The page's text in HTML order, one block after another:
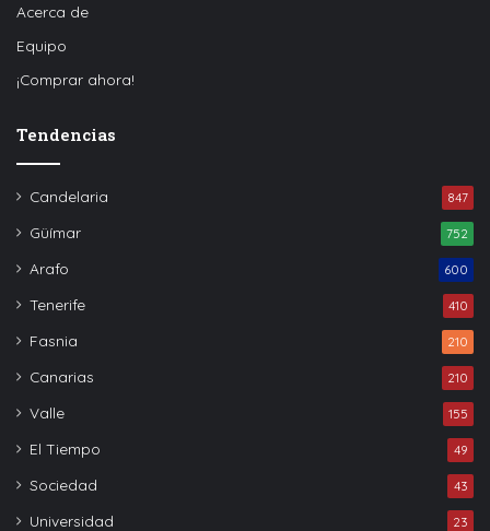
Acerca de
Equipo
¡Comprar ahora!
Tendencias
Candelaria 847
Güímar 752
Arafo 600
Tenerife 410
Fasnia 210
Canarias 210
Valle 155
El Tiempo 49
Sociedad 43
Universidad 23